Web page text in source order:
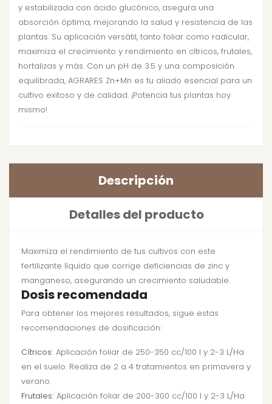
y estabilizada con ácido glucónico, asegura una
absorción óptima, mejorando la salud y resistencia de las
plantas. Su aplicación versátil, tanto foliar como radicular,
maximiza el crecimiento y rendimiento en cítricos, frutales,
hortalizas y más. Con un pH de 3.5 y una composición
equilibrada, AGRARES Zn+Mn es tu aliado esencial para un
cultivo exitoso y de calidad. ¡Potencia tus plantas hoy
mismo!
Descripción
Detalles del producto
Maximiza el rendimiento de tus cultivos con este
fertilizante líquido que corrige deficiencias de zinc y
manganeso, asegurando un crecimiento saludable.
Dosis recomendada
Para obtener los mejores resultados, sigue estas
recomendaciones de dosificación:
Cítricos: Aplicación foliar de 250-350 cc/100 l y 2-3 L/Ha
en el suelo. Realiza de 2 a 4 tratamientos en primavera y
verano.
Frutales: Aplicación foliar de 200-300 cc/100 l y 2-3 L/Ha